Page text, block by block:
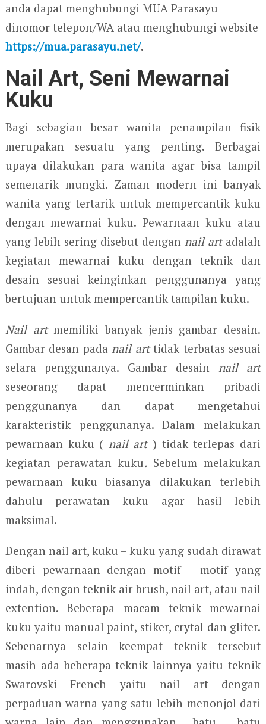
anda dapat menghubungi MUA Parasayu
dinomor telepon/WA atau menghubungi website
https://mua.parasayu.net/.
Nail Art, Seni Mewarnai
Kuku
Bagi sebagian besar wanita penampilan fisik
merupakan sesuatu yang penting. Berbagai
upaya dilakukan para wanita agar bisa tampil
semenarik mungki. Zaman modern ini banyak
wanita yang tertarik untuk mempercantik kuku
dengan mewarnai kuku. Pewarnaan kuku atau
yang lebih sering disebut dengannail art adalah
kegiatan mewarnai kuku dengan teknik dan
desain sesuai keinginkan penggunanya yang
bertujuan untuk mempercantik tampilan kuku.
Nail artmemiliki banyak jenis gambar desain.
Gambar desan padanail arttidak terbatas sesuai
selara penggunanya. Gambar desain nail art
seseorang dapat mencerminkan pribadi
penggunanya dan dapat mengetahui
karakteristik penggunanya. Dalam melakukan
pewarnaan kuku ( nail art) tidak terlepas dari
kegiatan perawatan kuku.Sebelum melakukan
pewarnaan kuku biasanya dilakukan terlebih
dahulu perawatan kuku agar hasil lebih
maksimal.
Dengan nail art, kuku – kuku yang sudah dirawat
diberi pewarnaan dengan motif – motif yang
indah, dengan teknik air brush, nail art, atau nail
extention. Beberapa macam teknik mewarnai
kuku yaitu manual paint, stiker, crytal dan gliter.
Sebenarnya selain keempat teknik tersebut
masih ada beberapa teknik lainnya yaitu teknik
Swarovski French yaitu nail art dengan
perpaduan warna yang satu lebih menonjol dari